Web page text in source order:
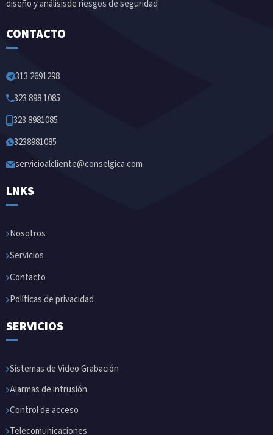
diseño y análisisde riesgos de seguridad
CONTACTO
313 2691298
323 898 1085
323 8981085
3238981085
servicioalcliente@conselgica.com
LNKS
Nosotros
Servicios
Contacto
Políticas de privacidad
SERVICIOS
Sistemas de Video Grabación
Alarmas de intrusión
Control de acceso
Telecomunicaciones